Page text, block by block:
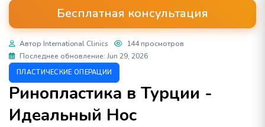
Бесплатная консультация
Автор International Clinics
144 просмотров
Последнее обновление: Jun 29, 2026
ПЛАСТИЧЕСКИЕ ОПЕРАЦИИ
Ринопластика в Турции -
Идеальный Нос